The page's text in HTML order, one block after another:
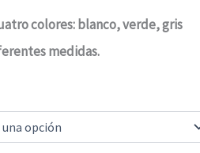
desde
16,75 €20,27 €
23,70 €28,68 €
colores: blanco, verde, gris
medidas.